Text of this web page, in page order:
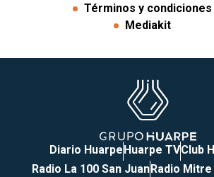
Términos y condiciones
Mediakit
Diario HuarpeHuarpe TVClub
Radio La 100 San JuanRadio Mitre